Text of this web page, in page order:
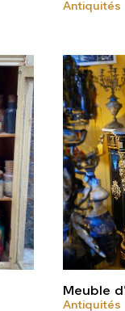
Antiquités
Meuble
Antiquités